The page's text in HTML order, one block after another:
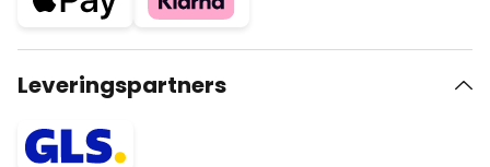
Leveringspartners